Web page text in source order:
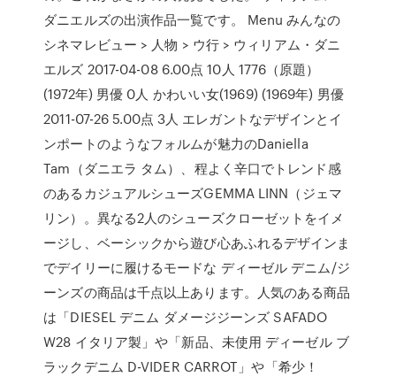
ダニエルズの出演作品一覧です。 Menu みんなの
シネマレビュー > 人物 > ウ行 > ウィリアム・ダニ
エルズ 2017-04-08 6.00点 10人 1776（原題）
(1972年) 男優 0人 かわいい女(1969) (1969年) 男優
2011-07-26 5.00点 3人 エレガントなデザインとイ
ンポートのようなフォルムが魅力のDaniella
Tam（ダニエラ タム）、程よく辛口でトレンド感
のあるカジュアルシューズGEMMA LINN（ジェマ
リン）。異なる2人のシューズクローゼットをイメ
ージし、ベーシックから遊び心あふれるデザインま
でデイリーに履けるモードな ディーゼル デニム/ジ
ーンズの商品は千点以上あります。人気のある商品
は「DIESEL デニム ダメージジーンズ SAFADO
W28 イタリア製」や「新品、未使用 ディーゼル ブ
ラックデニム D-VIDER CARROT」や「希少！